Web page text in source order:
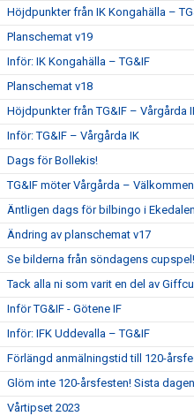
Höjdpunkter från IK Kongahälla –
Planschemat v19
Inför: IK Kongahälla – TG&IF
Planschemat v18
Höjdpunkter från TG&IF – Vårgårda
Inför: TG&IF – Vårgårda IK
Dags för Bollekis!
TG&IF möter Vårgårda –
Äntligen dags för bilbingo i
Ändring av planschemat v17
Se bilderna från söndagens cupspel!
Tack alla ni som varit en del av
Inför TG&IF - Götene IF
Inför: IFK Uddevalla – TG&IF
Förlängd anmälningstid till 120-
Glöm inte 120-årsfesten! Sista
Vårtipset 2023